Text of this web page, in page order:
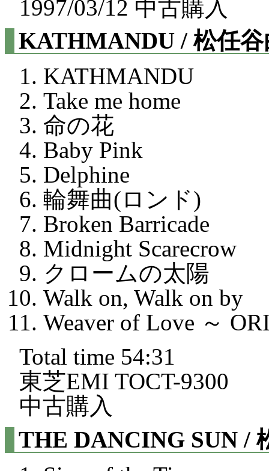
1997/03/12 中古購入
KATHMANDU / 松任
KATHMANDU
Take me home
命の花
Baby Pink
Delphine
輪舞曲(ロンド)
Broken Barricade
Midnight Scarecrow
クロームの太陽
Walk on, Walk on by
Weaver of Love ～
Total time 54:31
東芝EMI TOCT-9300
中古購入
THE DANCING SUN /